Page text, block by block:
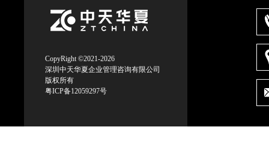
CopyRight ©2021-2026
深圳中天华夏企业管理咨询有限公司
版权所有
粤ICP备12059297号